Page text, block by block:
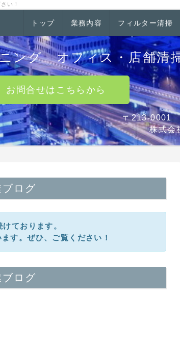
い！
トップ 業務内容 フィルター清掃
ング オフィス・店舗清
お問合せはこちらから
〒213-0001
株式
ログ
ております。
す。ぜひ、ご覧ください！
ログ